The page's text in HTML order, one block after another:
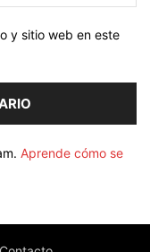
y sitio web en este
Aprende cómo se